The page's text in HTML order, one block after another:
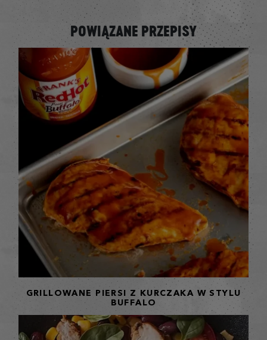
POWIĄZANE PRZEPISY
GRILLOWANE PIERSI Z KURCZAKA W STYLU
BUFFALO